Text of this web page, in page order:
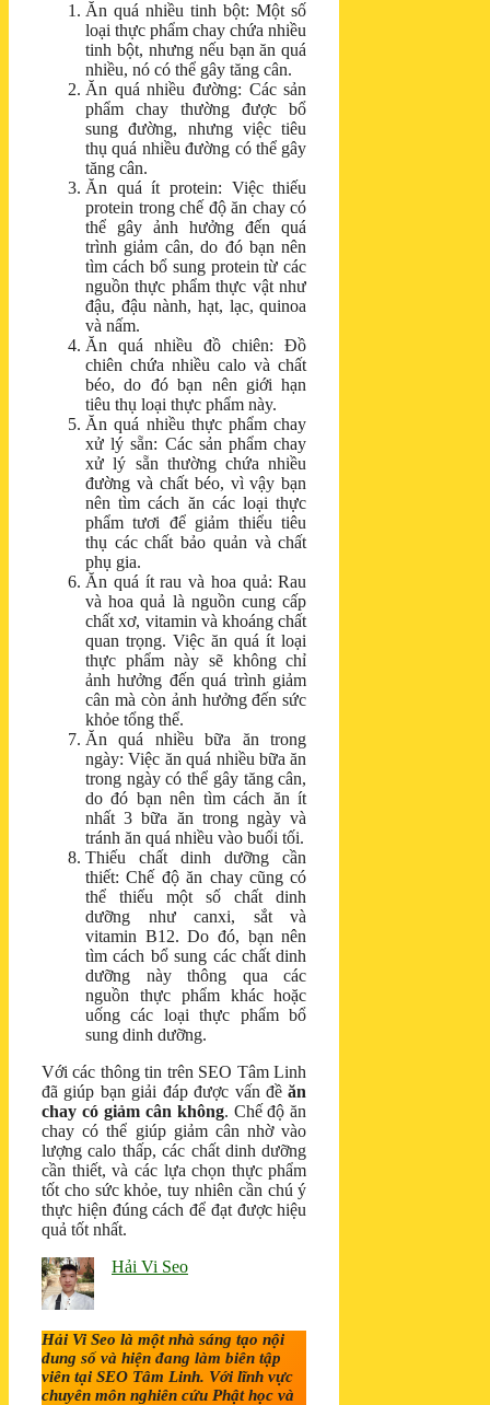
Ăn quá nhiều tinh bột: Một số
loại thực phẩm chay chứa nhiều
tinh bột, nhưng nếu bạn ăn quá
nhiều, nó có thể gây tăng cân.
Ăn quá nhiều đường: Các sản
phẩm chay thường được bổ
sung đường, nhưng việc tiêu
thụ quá nhiều đường có thể gây
tăng cân.
Ăn quá ít protein: Việc thiếu
protein trong chế độ ăn chay có
thể gây ảnh hưởng đến quá
trình giảm cân, do đó bạn nên
tìm cách bổ sung protein từ các
nguồn thực phẩm thực vật như
đậu, đậu nành, hạt, lạc, quinoa
và nấm.
Ăn quá nhiều đồ chiên: Đồ
chiên chứa nhiều calo và chất
béo, do đó bạn nên giới hạn
tiêu thụ loại thực phẩm này.
Ăn quá nhiều thực phẩm chay
xử lý sẵn: Các sản phẩm chay
xử lý sẵn thường chứa nhiều
đường và chất béo, vì vậy bạn
nên tìm cách ăn các loại thực
phẩm tươi để giảm thiểu tiêu
thụ các chất bảo quản và chất
phụ gia.
Ăn quá ít rau và hoa quả: Rau
và hoa quả là nguồn cung cấp
chất xơ, vitamin và khoáng chất
quan trọng. Việc ăn quá ít loại
thực phẩm này sẽ không chỉ
ảnh hưởng đến quá trình giảm
cân mà còn ảnh hưởng đến sức
khỏe tổng thể.
Ăn quá nhiều bữa ăn trong
ngày: Việc ăn quá nhiều bữa ăn
trong ngày có thể gây tăng cân,
do đó bạn nên tìm cách ăn ít
nhất 3 bữa ăn trong ngày và
tránh ăn quá nhiều vào buổi tối.
Thiếu chất dinh dưỡng cần
thiết: Chế độ ăn chay cũng có
thể thiếu một số chất dinh
dưỡng như canxi, sắt và
vitamin B12. Do đó, bạn nên
tìm cách bổ sung các chất dinh
dưỡng này thông qua các
nguồn thực phẩm khác hoặc
uống các loại thực phẩm bổ
sung dinh dưỡng.
Với các thông tin trên SEO Tâm Linh
đã giúp bạn giải đáp được vấn đềăn
chay có giảm cân không. Chế độ ăn
chay có thể giúp giảm cân nhờ vào
lượng calo thấp, các chất dinh dưỡng
cần thiết, và các lựa chọn thực phẩm
tốt cho sức khỏe, tuy nhiên cần chú ý
thực hiện đúng cách để đạt được hiệu
quả tốt nhất.
Hải Vi Seo
Hải Vi Seo là một nhà sáng tạo nội
dung số và hiện đang làm biên tập
viên tại SEO Tâm Linh. Với lĩnh vực
chuyên môn nghiên cứu Phật học và